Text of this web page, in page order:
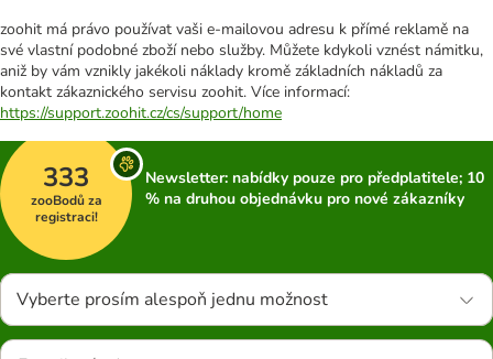
zoohit má právo používat vaši e-mailovou adresu k přímé reklamě na
své vlastní podobné zboží nebo služby. Můžete kdykoli vznést námitku,
aniž by vám vznikly jakékoli náklady kromě základních nákladů za
kontakt zákaznického servisu zoohit. Více informací:
https://support.zoohit.cz/cs/support/home
333
zooBodů za
registraci!
Newsletter: nabídky pouze pro předplatitele; 10
% na druhou objednávku pro nové zákazníky
Vyberte prosím alespoň jednu možnost